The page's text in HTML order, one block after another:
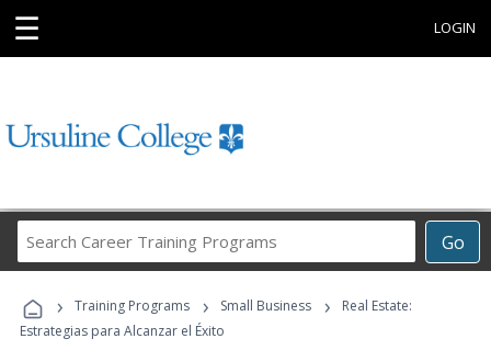
☰ LOGIN
Go
Career
Programs
› Training Programs › Small Business ›
Real Estate:
Estrategias para Alcanzar el Éxito